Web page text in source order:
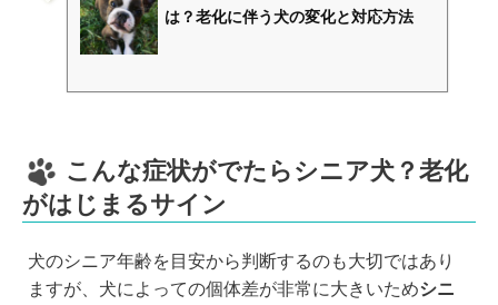
は？老化に伴う犬の変化と対応方法
こんな症状がでたらシニア犬？老化
がはじまるサイン
犬のシニア年齢を目安から判断するのも大切ではあり
ますが、犬によっての個体差が非常に大きいためシニ